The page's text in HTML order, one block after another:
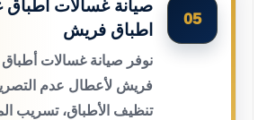
05
صيانة غسالات أطباق
اطباق فريش
نوفر صيانة غسالات
فريش لأعطال عدم
تنظيف الأطباق، تسريب